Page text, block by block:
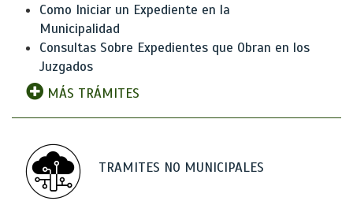
Como Iniciar un Expediente en la
Municipalidad
Consultas Sobre Expedientes que Obran en los
Juzgados
MÁS TRÁMITES
TRAMITES NO MUNICIPALES